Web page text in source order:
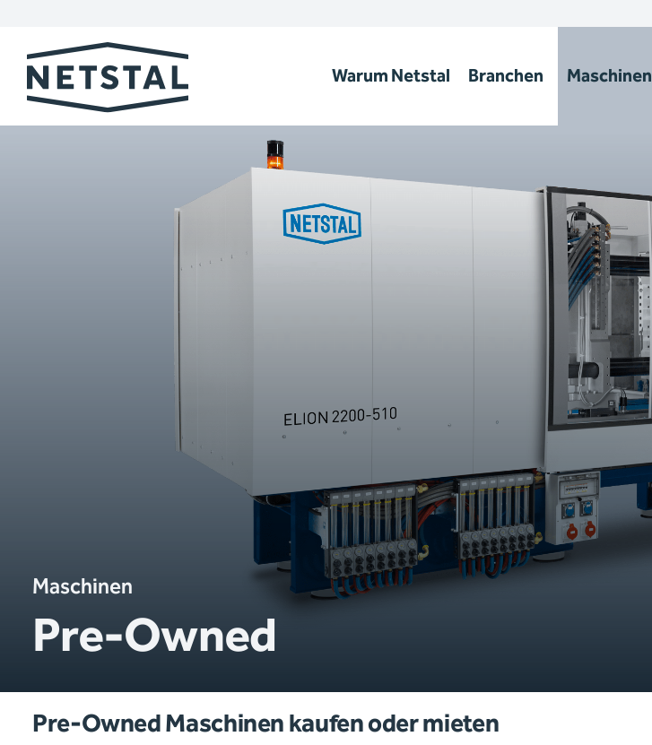
Warum Netstal Branchen Maschinen
Maschinen
Pre-Owned
Pre-Owned Maschinen kaufen oder mieten